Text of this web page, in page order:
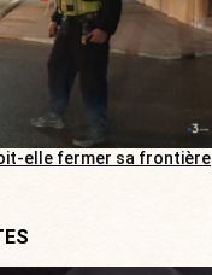
elle fermer sa frontière